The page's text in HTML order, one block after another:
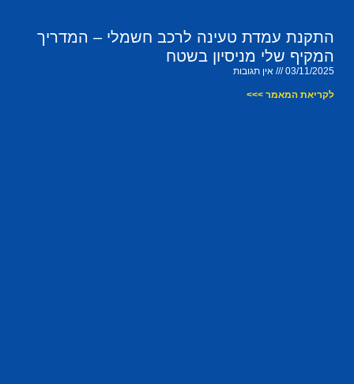
התקנת עמדת טעינה לרכב חשמלי – המדריך
המקיף שלי מניסיון בשטח
03/11/2025 אין תגובות
לקריאת המאמר >>>